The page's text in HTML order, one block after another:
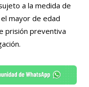
a la medida de
mayor de edad
prisión preventiva